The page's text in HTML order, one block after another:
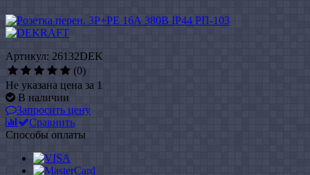
Артикул: 26132DEK
(0)
Не указана цена за 1
В наличии
Запросить цену
Сравнить
Способы оплаты